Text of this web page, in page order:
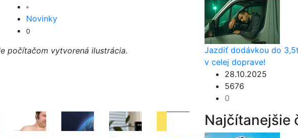
Novinky
0
počítačom vytvorená ilustrácia.
Jazdiť dodávkou do
v celej doprave!
28.10.2025
5676
0
Najčítanejšie